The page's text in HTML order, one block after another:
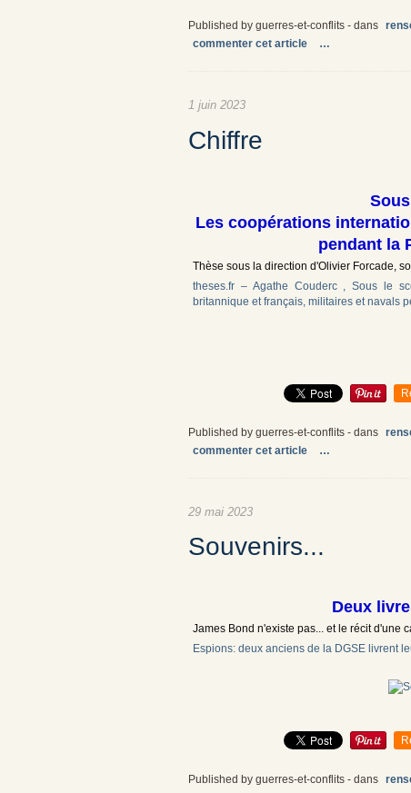
Published by guerres-et-conflits - dans
commenter cet article
…
1 juin 2023
Chiffre
Les coopérations
pendant la
Thèse sous la direction d'Olivier Forcade,
theses.fr – Agathe Couderc , Sous le
britannique et français, militaires et navals
Published by guerres-et-conflits - dans
commenter cet article
…
29 mai 2023
Souvenirs...
Deux
James Bond n'existe pas... et le récit d'une
Espions: deux anciens de la DGSE livrent
Published by guerres-et-conflits - dans